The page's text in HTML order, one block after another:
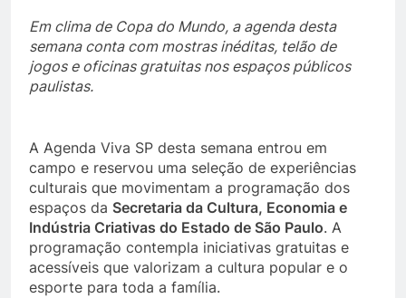
Em clima de Copa do Mundo, a agenda desta
semana conta com mostras inéditas, telão de
jogos e oficinas gratuitas nos espaços públicos
paulistas.
A Agenda Viva SP desta semana entrou em
campo e reservou uma seleção de experiências
culturais que movimentam a programação dos
espaços da Secretaria da Cultura, Economia e
Indústria Criativas do Estado de São Paulo. A
programação contempla iniciativas gratuitas e
acessíveis que valorizam a cultura popular e o
esporte para toda a família.